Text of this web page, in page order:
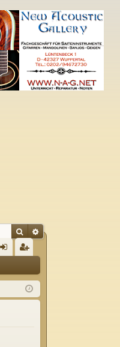
SucheErweiterte Suche
S
m
el
ist
rie